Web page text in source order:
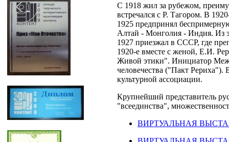
С 1918 жил за рубежом,
встречался с Р. Тагором. В
1925 предпринял
Алтай - Монголия - Индия. Из
1927 приезжал в СССР, где
1920-е вместе с женой, Е.И.
Живой этики". Инициатор
человечества ("Пакт Рериха").
культурной ассоциации.
Крупнейший представитель
"всеединства",
ВИРТУАЛЬНАЯ